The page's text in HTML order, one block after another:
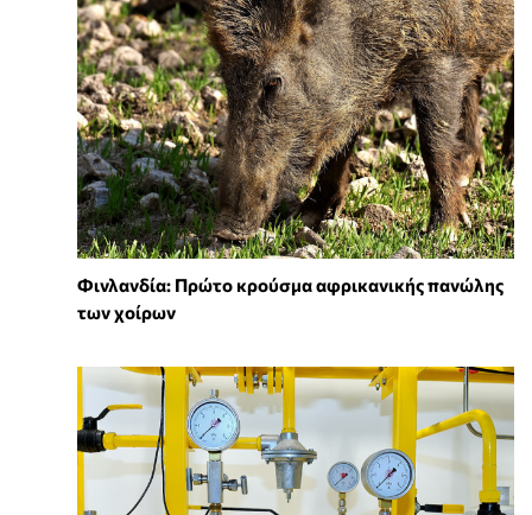
Φινλανδία: Πρώτο κρούσμα αφρικανικής πανώλης
των χοίρων